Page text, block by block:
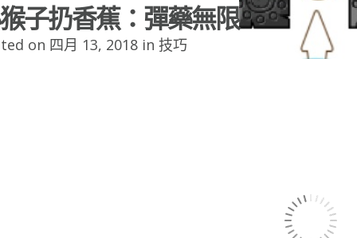
子扔香蕉：彈藥無限
on 四月 13, 2018 in 技巧